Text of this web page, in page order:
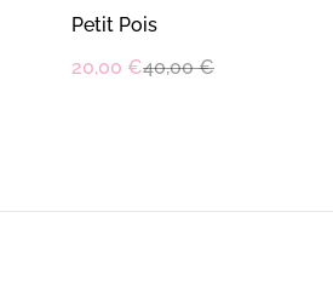
%
Petit Pois
20,00 €40,00 €